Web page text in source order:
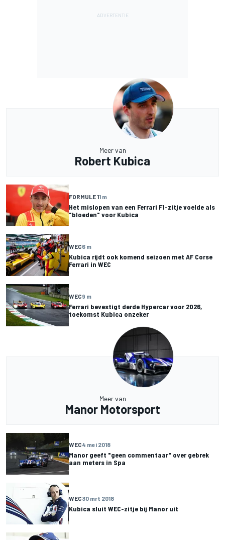
Meer van
Robert Kubica
FORMULE 11 m
Het mislopen van een Ferrari F1-zitje voelde als
"bloeden" voor Kubica
WEC6 m
Kubica rijdt ook komend seizoen met AF Corse
Ferrari in WEC
WEC9 m
Ferrari bevestigt derde Hypercar voor 2026,
toekomst Kubica onzeker
Meer van
Manor Motorsport
WEC4 mei 2018
Manor geeft "geen commentaar" over gebrek
aan meters in Spa
WEC30 mrt 2018
Kubica sluit WEC-zitje bij Manor uit